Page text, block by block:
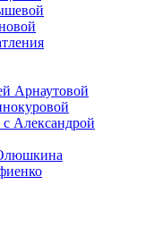
Арнаутовой
Александрой